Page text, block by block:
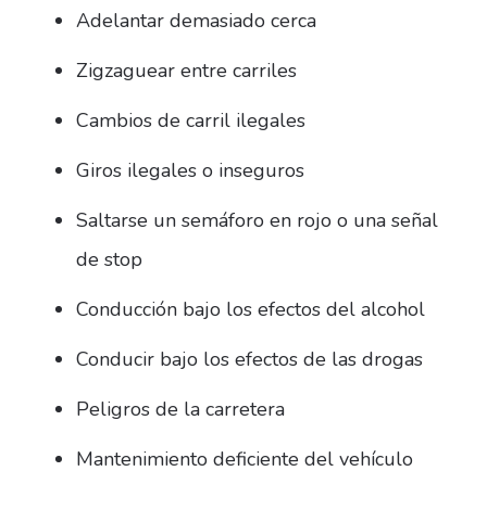
Adelantar demasiado cerca
Zigzaguear entre carriles
Cambios de carril ilegales
Giros ilegales o inseguros
Saltarse un semáforo en rojo o una señal
de stop
Conducción bajo los efectos del alcohol
Conducir bajo los efectos de las drogas
Peligros de la carretera
Mantenimiento deficiente del vehículo